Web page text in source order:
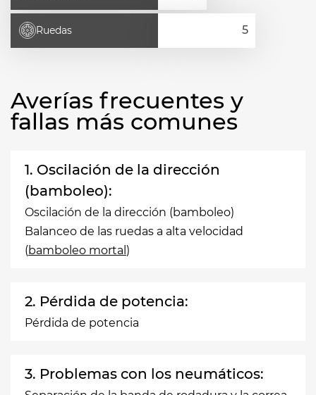
Ruedas
Averías frecuentes y
fallas más comunes
1. Oscilación de la dirección
(bamboleo):
Oscilación de la dirección (bamboleo)
Balanceo de las ruedas a alta velocidad
(bamboleo mortal )
2. Pérdida de potencia:
Pérdida de potencia
3. Problemas con los neumáticos: